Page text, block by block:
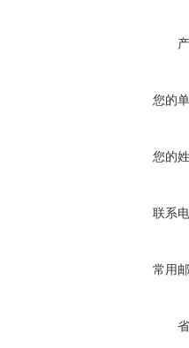
您的
您的
联系
常用